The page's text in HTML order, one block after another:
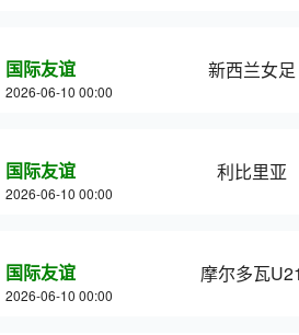
国际友谊
2026-06-10 00:00
新西兰女足
国际友谊
2026-06-10 00:00
利比里亚
国际友谊
2026-06-10 00:00
摩尔多瓦U21